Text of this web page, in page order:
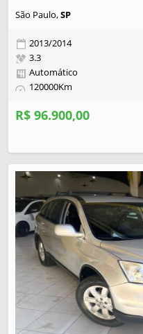
São Paulo,SP
2013/2014
3.3
Automático
120000Km
R$ 96.900,00